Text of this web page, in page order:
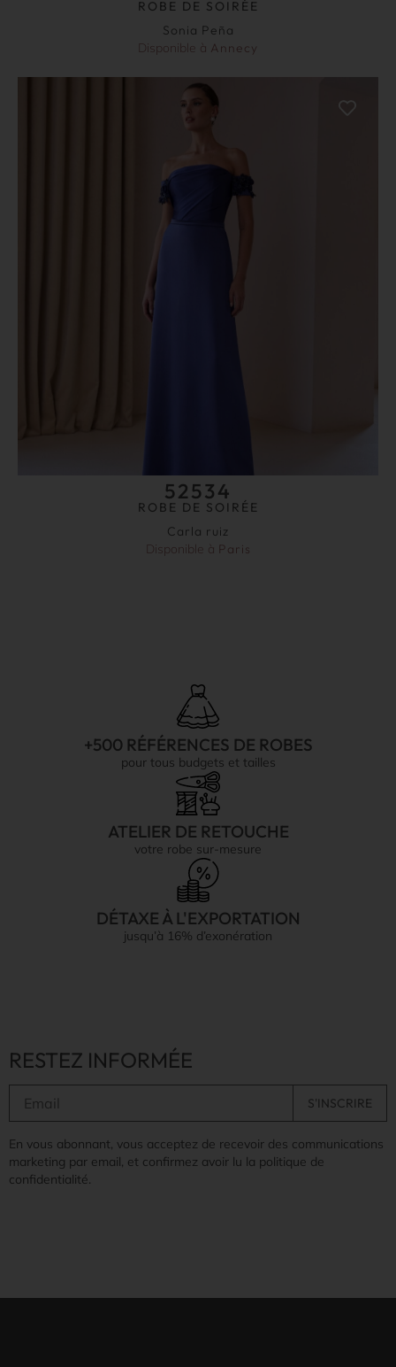
ROBE DE SOIRÉE
Sonia Peña
Disponible à Annecy
52534
ROBE DE SOIRÉE
Carla ruiz
Disponible à Paris
+500 RÉFÉRENCES DE ROBES
pour tous budgets et tailles
ATELIER DE RETOUCHE
votre robe sur-mesure
DÉTAXE À L'EXPORTATION
jusqu’à 16% d’exonération
RESTEZ INFORMÉE
En vous abonnant, vous acceptez de recevoir des communications
marketing par email, et confirmez avoir lu la politique de
confidentialité.